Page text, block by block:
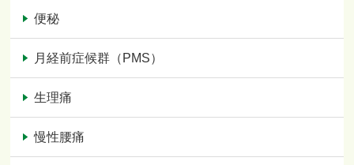
便秘
月経前症候群（PMS）
生理痛
慢性腰痛